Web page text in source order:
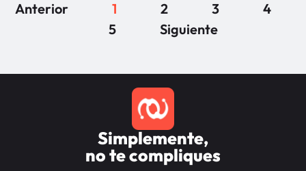
Anterior 1 2 3
4
5
Siguiente
Simplemente,
no te compliques